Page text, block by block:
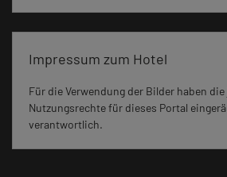
Impressum zum Hotel
Für die Verwendung der Bilder haben
Nutzungsrechte für dieses Portal
verantwortlich.